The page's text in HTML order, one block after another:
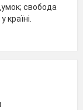
свобода
країні.